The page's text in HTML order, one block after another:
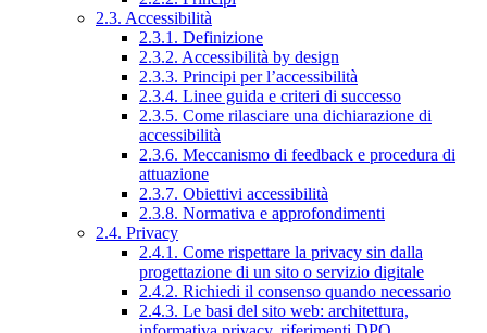
2.3. Accessibilità
2.3.1. Definizione
2.3.2. Accessibilità by design
2.3.3. Principi per l’accessibilità
2.3.4. Linee guida e criteri di successo
2.3.5. Come rilasciare una dichiarazione di
accessibilità
2.3.6. Meccanismo di feedback e procedura di
attuazione
2.3.7. Obiettivi accessibilità
2.3.8. Normativa e approfondimenti
2.4. Privacy
2.4.1. Come rispettare la privacy sin dalla
progettazione di un sito o servizio digitale
2.4.2. Richiedi il consenso quando necessario
2.4.3. Le basi del sito web: architettura,